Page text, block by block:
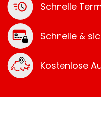
Schnelle
Schnelle &
Kostenlose